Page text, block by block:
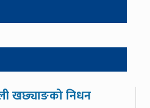
ली खछ्याङको निधन